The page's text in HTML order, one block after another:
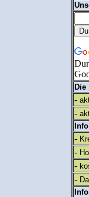
Die
-
-
-
-
-
-